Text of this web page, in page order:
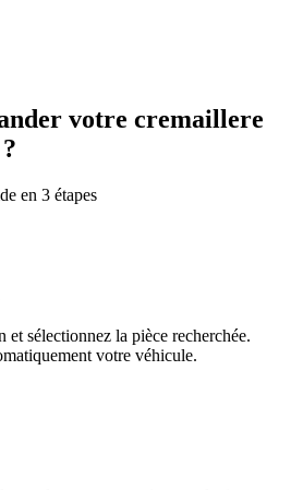
votre cremaillere
en 3 étapes
sélectionnez la pièce recherchée.
votre véhicule.